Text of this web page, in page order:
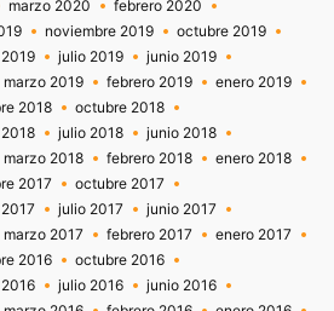
marzo 2020
febrero 2020
noviembre 2019
octubre 2019
julio 2019
junio 2019
marzo 2019 febrero 2019
enero 2019
2018
octubre 2018
julio 2018
junio 2018
marzo 2018 febrero 2018
enero 2018
2017
octubre 2017
julio 2017
junio 2017
marzo 2017 febrero 2017
enero 2017
2016
octubre 2016
julio 2016
junio 2016